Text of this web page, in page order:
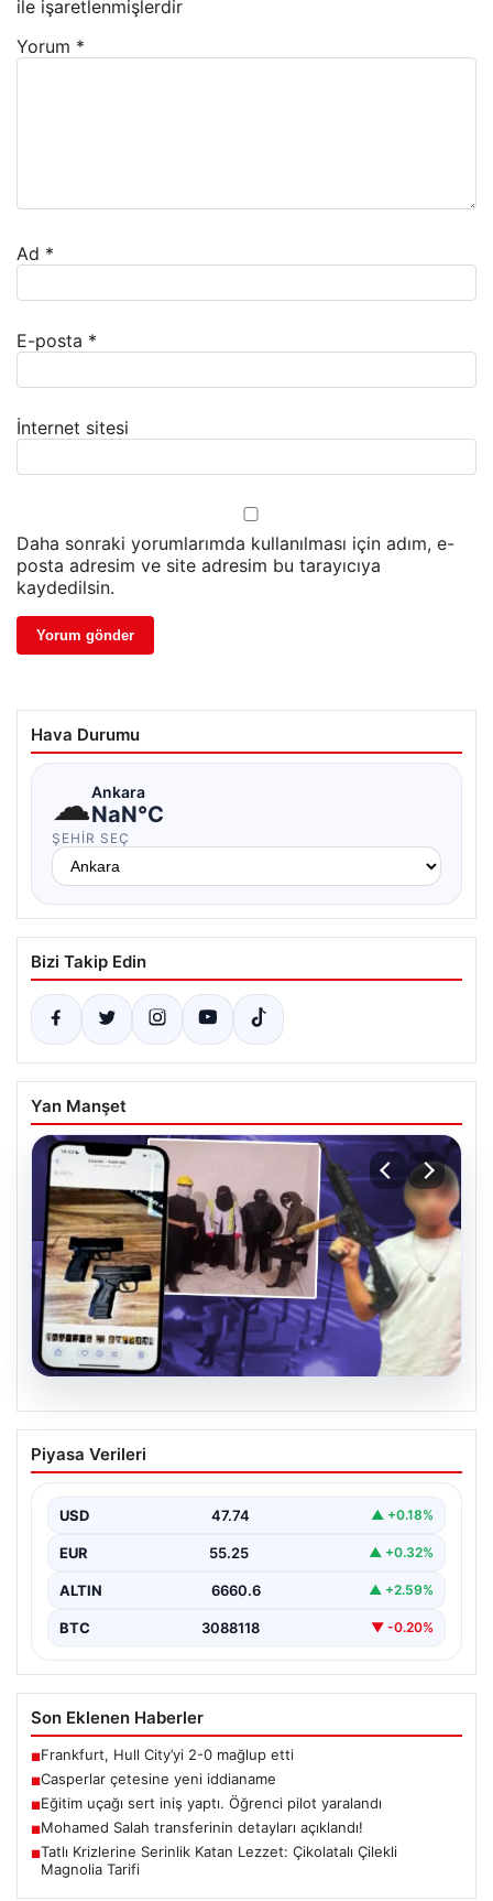
ile işaretlenmişlerdir
Yorum *
Ad *
E-posta *
İnternet sitesi
Daha sonraki yorumlarımda kullanılması için adım, e-
posta adresim ve site adresim bu tarayıcıya
kaydedilsin.
Hava Durumu
☁Ankara
NaN°C
ŞEHIR SEÇ
Bizi Takip Edin
Yan Manşet
Casperlar çetesine yeni iddianame
Piyasa Verileri
USD 47.74 ▲ +0.18%
EUR 55.25 ▲ +0.32%
ALTIN 6660.6 ▲ +2.59%
BTC 3088118 ▼ -0.20%
Son Eklenen Haberler
■Frankfurt, Hull City’yi 2-0 mağlup etti
■Casperlar çetesine yeni iddianame
■Eğitim uçağı sert iniş yaptı. Öğrenci pilot yaralandı
■Mohamed Salah transferinin detayları açıklandı!
■Tatlı Krizlerine Serinlik Katan Lezzet: Çikolatalı Çilekli
Magnolia Tarifi